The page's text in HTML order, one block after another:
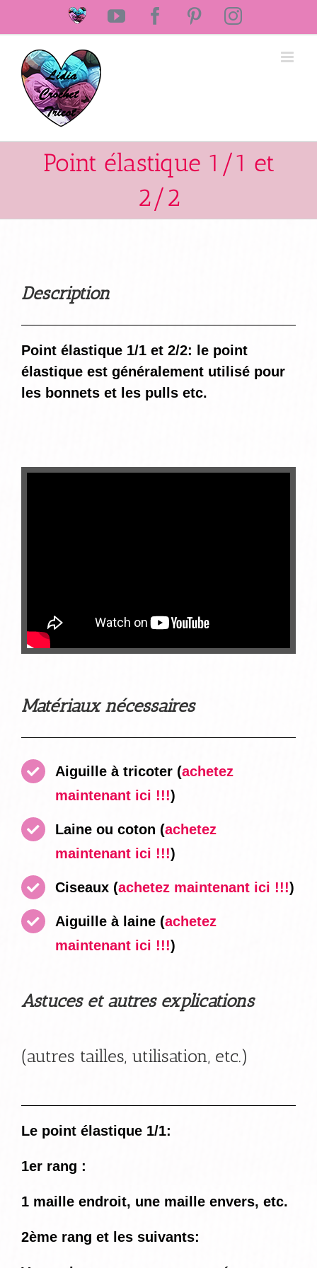
au
contenu
Laine
Lidia
Crochet
Tricot
YouTubeFacebookPinterestInstagram
Point élastique 1/1 et
2/2
Description
Point élastique 1/1 et 2/2: le point
élastique est généralement utilisé pour
les bonnets et les pulls etc.
Matériaux nécessaires
Aiguille à tricoter (achetez
maintenant ici !!!)
Laine ou coton (achetez
maintenant ici !!!)
Ciseaux (achetez maintenant ici !!!)
Aiguille à laine (achetez
maintenant ici !!!)
Astuces et autres explications
(autres tailles, utilisation, etc.)
Le point élastique 1/1:
1er rang :
1 maille endroit, une maille envers, etc.
2ème rang et les suivants: